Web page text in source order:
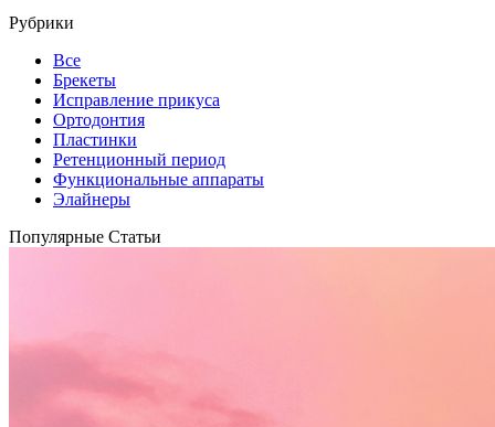
Рубрики
Все
Брекеты
Исправление прикуса
Ортодонтия
Пластинки
Ретенционный период
Функциональные аппараты
Элайнеры
Популярные Статьи